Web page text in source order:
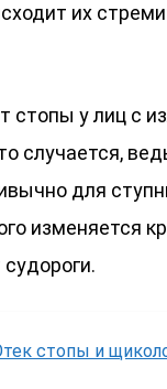
их
стопы у лиц с
случается,
для
изменяется
стопы и